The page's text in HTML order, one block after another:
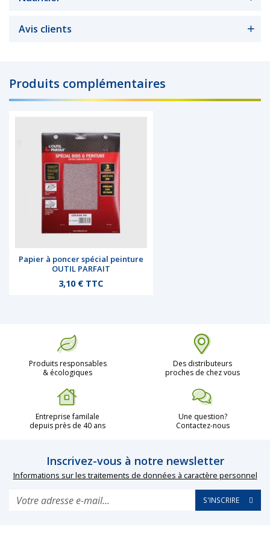
Avis clients
Produits complémentaires
Papier à poncer spécial peinture
OUTIL PARFAIT
Prix
3,10 € TTC
Produits responsables
& écologiques
Des distributeurs
proches de chez vous
Entreprise familale
depuis près de 40 ans
Une question?
Contactez-nous
Inscrivez-vous à notre newsletter
Informations sur les traitements de données à caractère personnel
S'INSCRIRE